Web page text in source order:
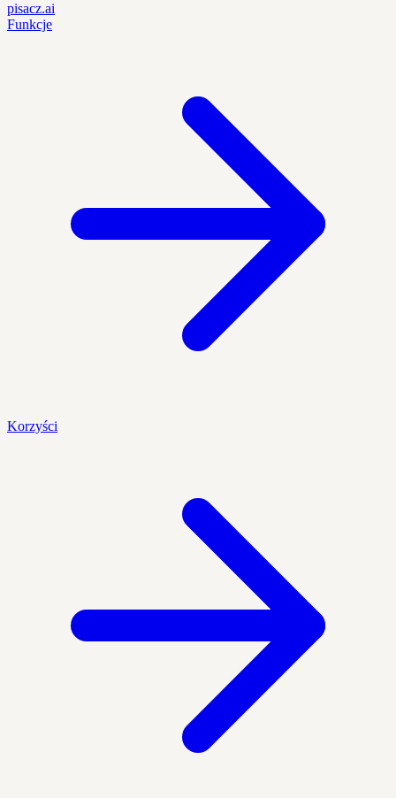
pisacz.ai
Funkcje
Korzyści